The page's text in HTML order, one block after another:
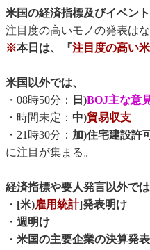
米国の経済指標及びイベント
注目度の高いモノの発表はな
※本日は、『注目度の高い
米国以外では、
・08時50分：
日)BOJ主な意
・時間未定： 中)貿易収支
・21時30分： 加)住宅建設許
に注目が集まる。
経済指標や要人発言以外では
・ [米)雇用統計]発表明け
・ 週明け
・ 米国の主要企業の決算発表